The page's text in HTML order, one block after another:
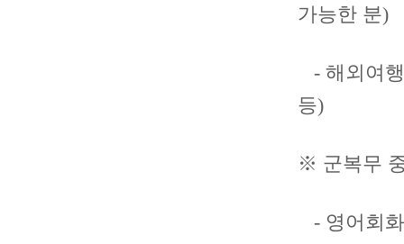
가능한 분)
- 해외여
등)
※ 군복무
- 영어회